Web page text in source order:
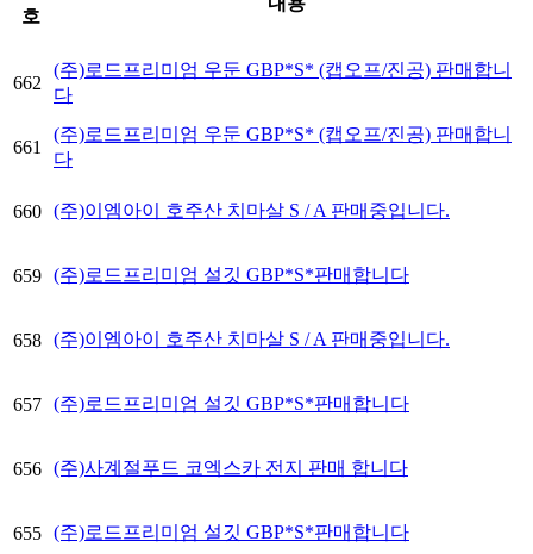
호
662
(주)로드프리미엄 우둔 GBP*S* (캡오프/진공) 판매합니
다
661
(주)로드프리미엄 우둔 GBP*S* (캡오프/진공) 판매합니
다
660 (주)이엠아이 호주산 치마살 S / A 판매중입니다.
659 (주)로드프리미엄 설깃 GBP*S*판매합니다
658 (주)이엠아이 호주산 치마살 S / A 판매중입니다.
657 (주)로드프리미엄 설깃 GBP*S*판매합니다
656 (주)사계절푸드 코엑스카 전지 판매 합니다
655 (주)로드프리미엄 설깃 GBP*S*판매합니다